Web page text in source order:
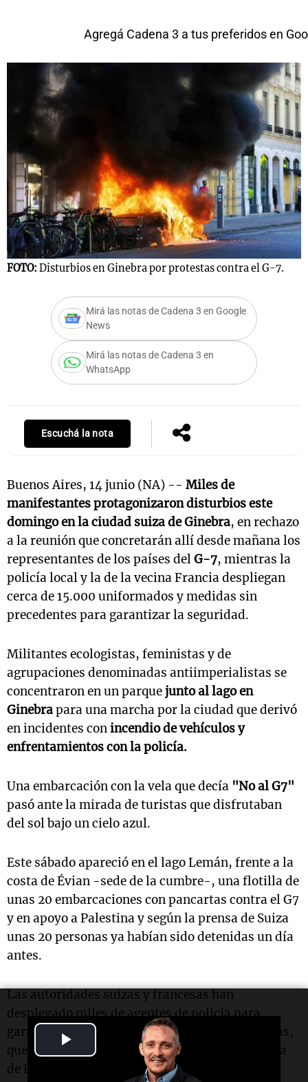
Agregá Cadena 3 a tus preferidos en
FOTO: Disturbios en Ginebra por protestas contra el G-7.
Mirá las notas de Cadena 3 en Google
News
Mirá las notas de Cadena 3 en
WhatsApp
Escuchá la nota
Buenos Aires, 14 junio (NA) -- Miles de
manifestantes protagonizarondisturbios este
domingo en la ciudad suiza de Ginebra, en rechazo
a la reunión que concretarán allí desde mañana los
representantes de los países delG-7, mientras la
policía local y la de la vecina Francia despliegan
cerca de 15.000 uniformados y medidas sin
precedentes para garantizar la seguridad.
Militantes ecologistas, feministas y de
agrupaciones denominadas antiimperialistas se
concentraron en un parquejunto al lago en
Ginebrapara una marcha por la ciudad que derivó
en incidentes conincendio de vehículos y
enfrentamientos con la policía.
Una embarcación con la vela que decía "No al G7"
pasó ante la mirada de turistas que disfrutaban
del sol bajo un cielo azul.
Este sábado apareció en el lago Lemán, frente a la
costa de Évian -sede de la cumbre-, una flotilla de
unas 20 embarcaciones con pancartas contra el G7
y en apoyo a Palestina y según la prensa de Suiza
unas 20 personas ya habían sido detenidas un día
antes.
Las autoridades suizas y francesas han
desplegado miles de agentes de policía para
garantizar la seguridad de la cumbre de tres días,
que comienza este lunes en la localidad turística
de Évian-les-Bains, Francia.